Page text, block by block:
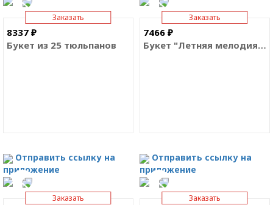
Заказать
7466 ₽
Букет "Летняя мелодия (Экстра)"
Отправить ссылку на
приложение
Заказать
8337 ₽
Букет из 25 тюльпанов
Отправить ссылку на
приложение
Заказать
Заказать